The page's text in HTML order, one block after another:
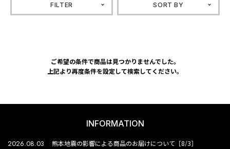
FILTER SORT BY
ご希望の条件で商品は見つかりませんでした。
上記より再度条件を設定して検索してください。
INFORMATION
2026.08.03 熊本地震の影響による商品のお届けについて［8/3］